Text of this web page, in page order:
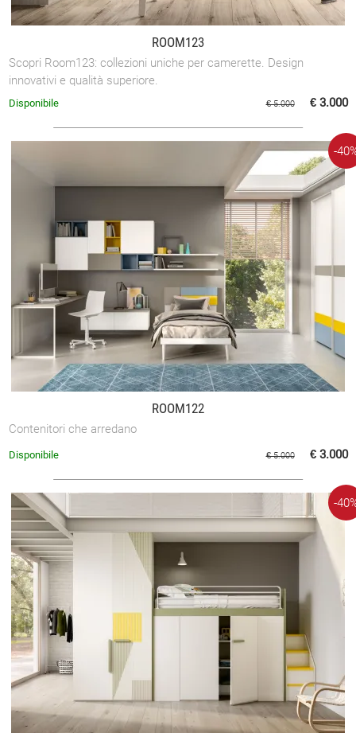
ROOM123
Scopri Room123: collezioni uniche per camerette. Design
innovativi e qualità superiore.
€ 5.000 € 3.000
Disponibile
ROOM122
Contenitori che arredano
-
€ 5.000 € 3.000
Disponibile
-